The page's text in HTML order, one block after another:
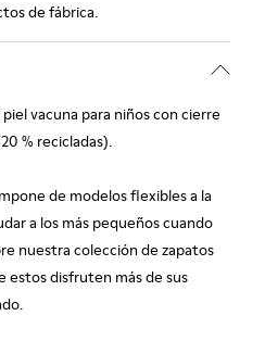
de fábrica.
vacuna para niños con cierre
% recicladas).
de modelos flexibles a la
a los más pequeños cuando
nuestra colección de zapatos
estos disfruten más de sus